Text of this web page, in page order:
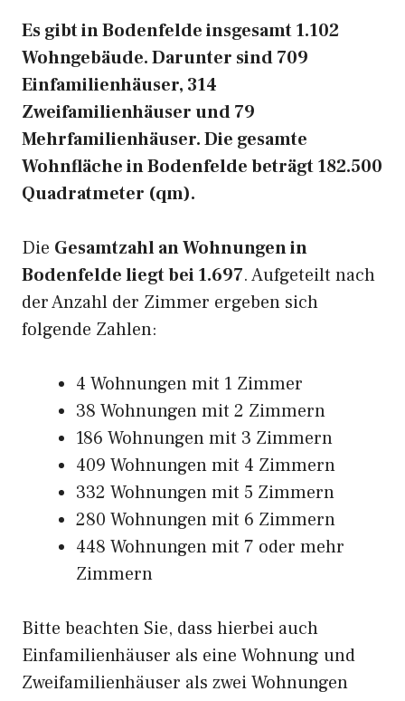
Es gibt in Bodenfelde insgesamt 1.102
Wohngebäude. Darunter sind 709
Einfamilienhäuser, 314
Zweifamilienhäuser und 79
Mehrfamilienhäuser. Die gesamte
Wohnfläche in Bodenfelde beträgt 182.500
Quadratmeter (qm).
Die Gesamtzahl an Wohnungen in
Bodenfelde liegt bei 1.697. Aufgeteilt nach
der Anzahl der Zimmer ergeben sich
folgende Zahlen:
4 Wohnungen mit 1 Zimmer
38 Wohnungen mit 2 Zimmern
186 Wohnungen mit 3 Zimmern
409 Wohnungen mit 4 Zimmern
332 Wohnungen mit 5 Zimmern
280 Wohnungen mit 6 Zimmern
448 Wohnungen mit 7 oder mehr
Zimmern
Bitte beachten Sie, dass hierbei auch
Einfamilienhäuser als eine Wohnung und
Zweifamilienhäuser als zwei Wohnungen